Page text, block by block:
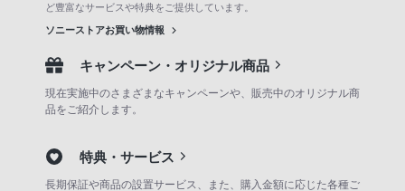
ど豊富なサービスや特典をご提供しています。
ソニーストアお買い物情報
キャンペーン・オリジナル商品
現在実施中のさまざまなキャンペーンや、販売中のオリジナル商
品をご紹介します。
特典・サービス
長期保証や商品の設置サービス、また、購入金額に応じた各種ご